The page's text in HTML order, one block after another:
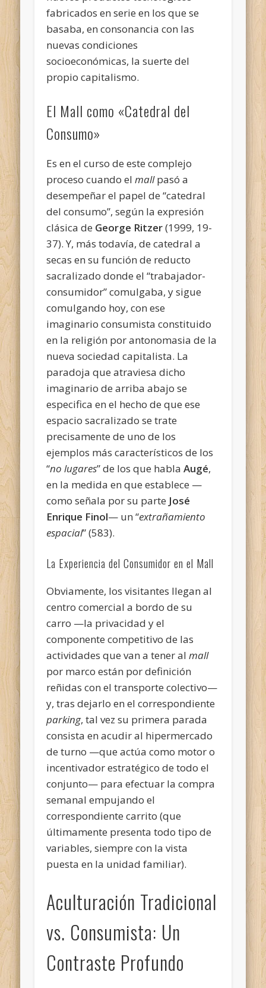
fabricados en serie en los que se
basaba, en consonancia con las
nuevas condiciones
socioeconómicas, la suerte del
propio capitalismo.
El Mall como «Catedral del
Consumo»
Es en el curso de este complejo
proceso cuando elmallpasó a
desempeñar el papel de “catedral
del consumo”, según la expresión
clásica de George Ritzer(1999, 19-
37). Y, más todavía, de catedral a
secas en su función de reducto
sacralizado donde el “trabajador-
consumidor” comulgaba, y sigue
comulgando hoy, con ese
imaginario consumista constituido
en la religión por antonomasia de la
nueva sociedad capitalista. La
paradoja que atraviesa dicho
imaginario de arriba abajo se
especifica en el hecho de que ese
espacio sacralizado se trate
precisamente de uno de los
ejemplos más característicos de los
“no lugares” de los que hablaAugé,
en la medida en que establece —
como señala por su parte José
Enrique Finol— un “extrañamiento
espacial” (583).
La Experiencia del Consumidor en el Mall
Obviamente, los visitantes llegan al
centro comercial a bordo de su
carro —la privacidad y el
componente competitivo de las
actividades que van a tener almall
por marco están por definición
reñidas con el transporte colectivo—
y, tras dejarlo en el correspondiente
parking, tal vez su primera parada
consista en acudir al hipermercado
de turno —que actúa como motor o
incentivador estratégico de todo el
conjunto— para efectuar la compra
semanal empujando el
correspondiente carrito (que
últimamente presenta todo tipo de
variables, siempre con la vista
puesta en la unidad familiar).
Aculturación Tradicional
vs. Consumista: Un
Contraste Profundo